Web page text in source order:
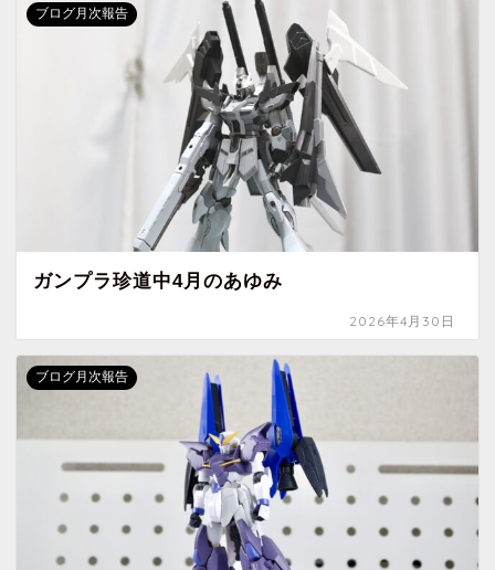
ブログ月次報告
ガンプラ珍道中4月のあゆみ
2026年4月30日
ブログ月次報告